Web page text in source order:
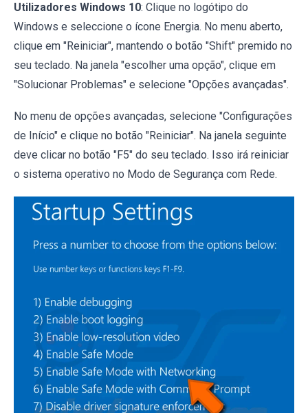
Utilizadores Windows 10: Clique no logótipo do
Windows e seleccione o ícone Energia. No menu aberto,
clique em "Reiniciar", mantendo o botão "Shift" premido no
seu teclado. Na janela "escolher uma opção", clique em
"Solucionar Problemas" e selecione "Opções avançadas".
No menu de opções avançadas, selecione "Configurações
de Início" e clique no botão "Reiniciar". Na janela seguinte
deve clicar no botão "F5" do seu teclado. Isso irá reiniciar
o sistema operativo no Modo de Segurança com Rede.